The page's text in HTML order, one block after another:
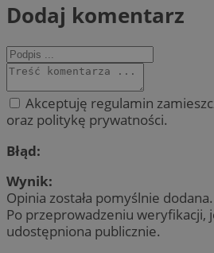
Dodaj komentarz
Akceptuję regulamin
oraz politykę prywatności.
Błąd:
Wynik:
Opinia została pomyślnie dodana.
Po przeprowadzeniu weryfikacji,
udostępniona publicznie.